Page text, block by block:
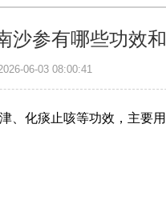
沙参有哪些功效
06-03 08:00:41
、化痰止咳等功效，主要